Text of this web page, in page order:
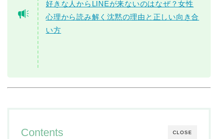
好きな人からLINEが来ないのはなぜ？女性
心理から読み解く沈黙の理由と正しい向き合
い方
CLOSE
Contents